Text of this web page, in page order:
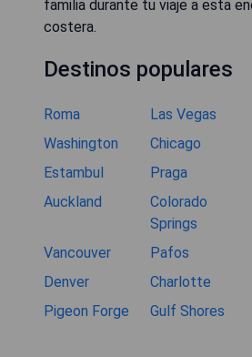
familia durante tu viaje a esta
costera.
Destinos populares
Roma Las Vegas
Washington
Chicago
Estambul
Praga
Auckland
Colorado
Springs
Vancouver Pafos
Denver
Charlotte
Pigeon Forge
Gulf Shores